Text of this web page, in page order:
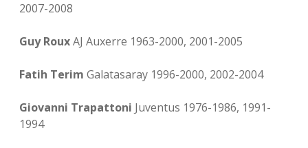
2007-2008
Guy RouxAJ Auxerre 1963-2000, 2001-2005
Fatih Terim Galatasaray 1996-2000, 2002-2004
Giovanni Trapattoni Juventus 1976-1986, 1991-
1994